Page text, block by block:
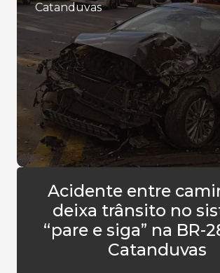
Catanduvas
Acidente entre
deixa trânsito no
“pare e siga” na BR-
Catanduvas